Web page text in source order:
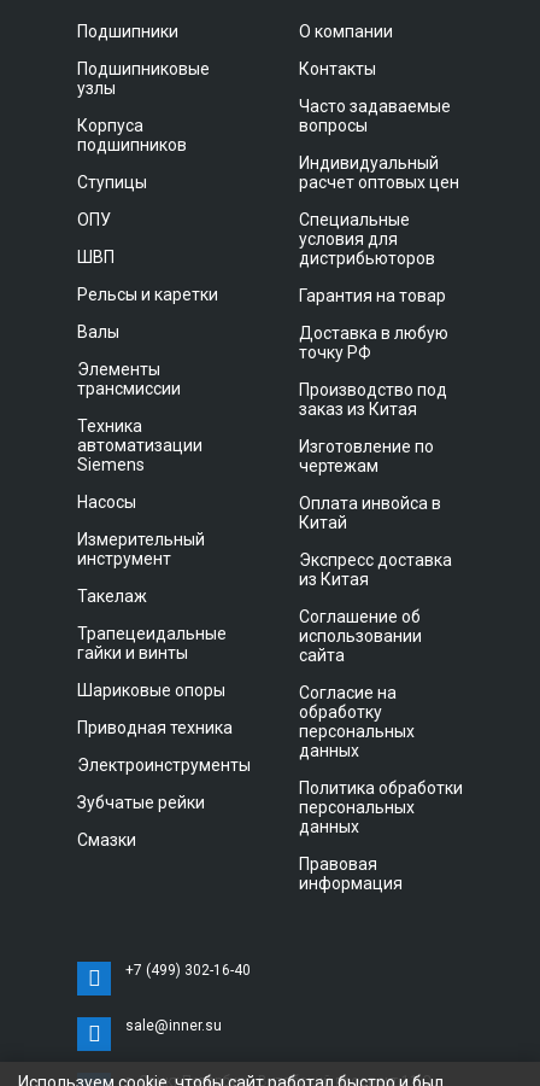
Подшипники
Подшипниковые
узлы
Корпуса
подшипников
Ступицы
ОПУ
ШВП
Рельсы и каретки
Валы
Элементы
трансмиссии
Техника
автоматизации
Siemens
Насосы
Измерительный
инструмент
Такелаж
Трапецеидальные
гайки и винты
Шариковые опоры
Приводная техника
Электроинструменты
Зубчатые рейки
Смазки
О компании
Контакты
Часто задаваемые
вопросы
Индивидуальный
расчет оптовых цен
Специальные
условия для
дистрибьюторов
Гарантия на товар
Доставка в любую
точку РФ
Производство под
заказ из Китая
Изготовление по
чертежам
Оплата инвойса в
Китай
Экспресс доставка
из Китая
Соглашение об
использовании
сайта
Согласие на
обработку
персональных
данных
Политика обработки
персональных
данных
Правовая
информация
+7 (499) 302-16-40
sale@inner.su
г. Санкт-Петербург, Витебский проспект 11 С,